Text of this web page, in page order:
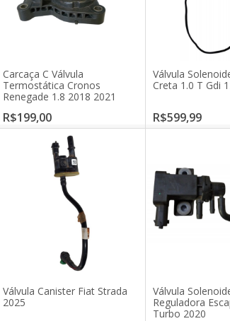
Carcaça C Válvula
Termostática Cronos
Renegade 1.8 2018 2021
R$199,00
Válvula
Creta 1.0 T Gdi
R$599,99
Válvula Canister Fiat Strada
2025
Válvula
Reguladora
Turbo 2020